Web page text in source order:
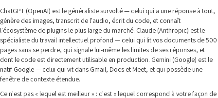
ChatGPT (OpenAI) est le généraliste survolté — celui qui a une réponse à tout,
génère des images, transcrit de l'audio, écrit du code, et connaît
l'écosystème de plugins le plus large du marché. Claude (Anthropic) est le
spécialiste du travail intellectuel profond — celui qui lit vos documents de 500
pages sans se perdre, qui signale lui-même les limites de ses réponses, et
dont le code est directement utilisable en production. Gemini (Google) est le
natif Google — celui qui vit dans Gmail, Docs et Meet, et qui possède une
fenêtre de contexte étendue.
Ce n'est pas « lequel est meilleur » : c'est « lequel correspond à votre façon de